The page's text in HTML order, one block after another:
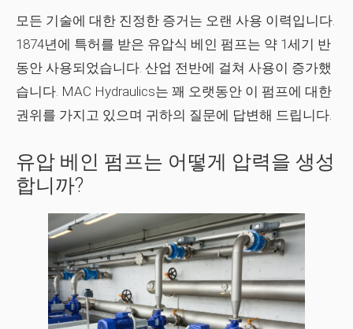
모든 기술에 대한 진정한 증거는 오랜 사용 이력입니다.
1874년에 특허를 받은 유압식 베인 펌프는 약 1세기 반
동안 사용되었습니다. 산업 전반에 걸쳐 사용이 증가했
습니다. MAC Hydraulics는 꽤 오랫동안 이 펌프에 대한
권위를 가지고 있으며 귀하의 질문에 답변해 드립니다.
유압 베인 펌프는 어떻게 압력을 생성
합니까?